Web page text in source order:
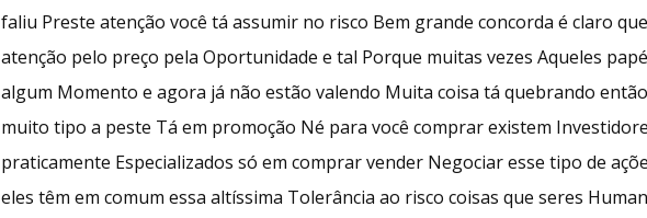
faliu Preste atenção você tá assumir no risco Bem grande concorda é claro
atenção pelo preço pela Oportunidade e tal Porque muitas vezes Aqueles
algum Momento e agora já não estão valendo Muita coisa tá quebrando
muito tipo a peste Tá em promoção Né para você comprar existem
praticamente Especializados só em comprar vender Negociar esse tipo de
eles têm em comum essa altíssima Tolerância ao risco coisas que seres